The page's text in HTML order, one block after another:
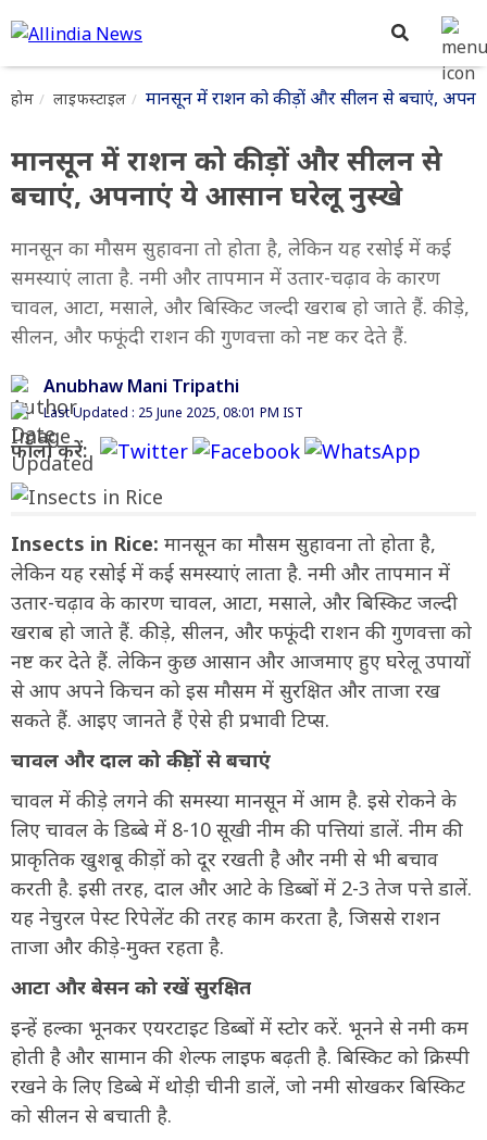
होम लाइफस्टाइल मानसून में राशन को कीड़ों और सीलन से बचाएं,
मानसून में राशन को कीड़ों और सीलन से
बचाएं, अपनाएं ये आसान घरेलू नुस्खे
मानसून का मौसम सुहावना तो होता है, लेकिन यह रसोई में कई
समस्याएं लाता है. नमी और तापमान में उतार-चढ़ाव के कारण
चावल, आटा, मसाले, और बिस्किट जल्दी खराब हो जाते हैं. कीड़े,
सीलन, और फफूंदी राशन की गुणवत्ता को नष्ट कर देते हैं.
Anubhaw Mani Tripathi
Last Updated : 25 June 2025, 08:01 PM IST
फॉलो करें:
Insects in Rice: मानसून का मौसम सुहावना तो होता है,
लेकिन यह रसोई में कई समस्याएं लाता है. नमी और तापमान में
उतार-चढ़ाव के कारण चावल, आटा, मसाले, और बिस्किट जल्दी
खराब हो जाते हैं. कीड़े, सीलन, और फफूंदी राशन की गुणवत्ता को
नष्ट कर देते हैं. लेकिन कुछ आसान और आजमाए हुए घरेलू उपायों
से आप अपने किचन को इस मौसम में सुरक्षित और ताजा रख
सकते हैं. आइए जानते हैं ऐसे ही प्रभावी टिप्स.
चावल और दाल को कीड़ों से बचाएं
चावल में कीड़े लगने की समस्या मानसून में आम है. इसे रोकने के
लिए चावल के डिब्बे में 8-10 सूखी नीम की पत्तियां डालें. नीम की
प्राकृतिक खुशबू कीड़ों को दूर रखती है और नमी से भी बचाव
करती है. इसी तरह, दाल और आटे के डिब्बों में 2-3 तेज पत्ते डालें.
यह नेचुरल पेस्ट रिपेलेंट की तरह काम करता है, जिससे राशन
ताजा और कीड़े-मुक्त रहता है.
आटा और बेसन को रखें सुरक्षित
इन्हें हल्का भूनकर एयरटाइट डिब्बों में स्टोर करें. भूनने से नमी कम
होती है और सामान की शेल्फ लाइफ बढ़ती है. बिस्किट को क्रिस्पी
रखने के लिए डिब्बे में थोड़ी चीनी डालें, जो नमी सोखकर बिस्किट
को सीलन से बचाती है.